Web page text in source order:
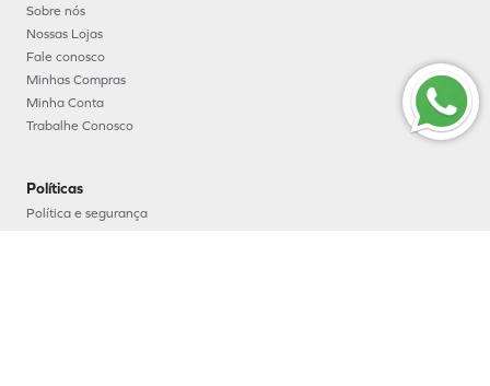
Sobre nós
Nossas Lojas
Fale conosco
Minhas Compras
Minha Conta
Trabalhe Conosco
Políticas
Política e segurança